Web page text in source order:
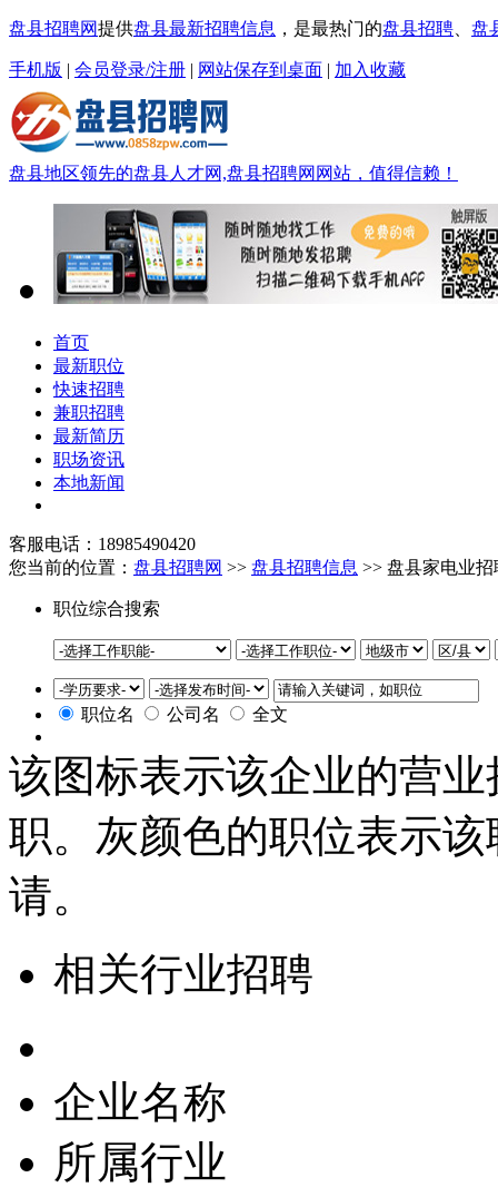
盘县招聘网提供盘县最新招聘信息 ，是最热门的盘县招聘 盘
手机版 | 会员登录/注册 | 网站保存到桌面 | 加入收藏
盘县地区领先的盘县人才网,盘县招聘网网站，值得信赖！
首页
最新职位
快速招聘
兼职招聘
最新简历
职场资讯
本地新闻
客服电话：18985490420
您当前的位置： 盘县招聘网 >> 盘县招聘信息 >> 盘县家电业招
职位综合搜索
职位名 公司名 全文
该图标表示该企业的营
职。灰颜色的职位表示
请。
相关行业招聘
企业名称
所属行业